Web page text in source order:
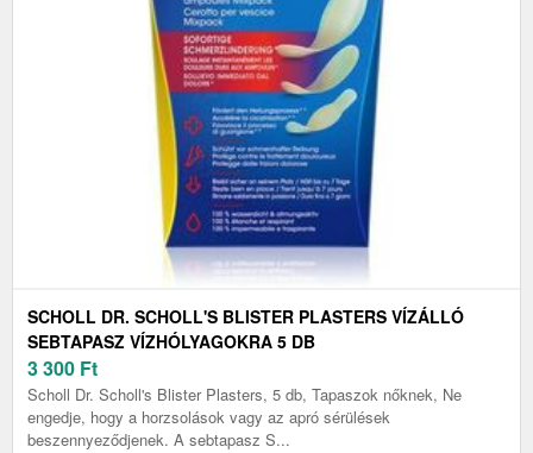
SCHOLL DR. SCHOLL'S BLISTER PLASTERS VÍZÁLLÓ
SEBTAPASZ VÍZHÓLYAGOKRA 5 DB
3 300 Ft
Scholl Dr. Scholl's Blister Plasters, 5 db, Tapaszok nőknek, Ne
engedje, hogy a horzsolások vagy az apró sérülések
beszennyeződjenek. A sebtapasz S...